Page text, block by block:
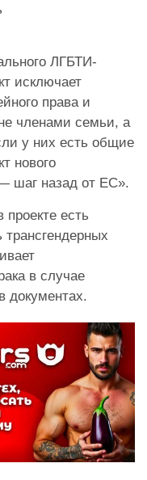
ЛГБТИ-
исключает
права и
членами семьи, а
у них есть общие
нового
шаг назад от ЕС».
есть
трансгендерных
в случае
документах.